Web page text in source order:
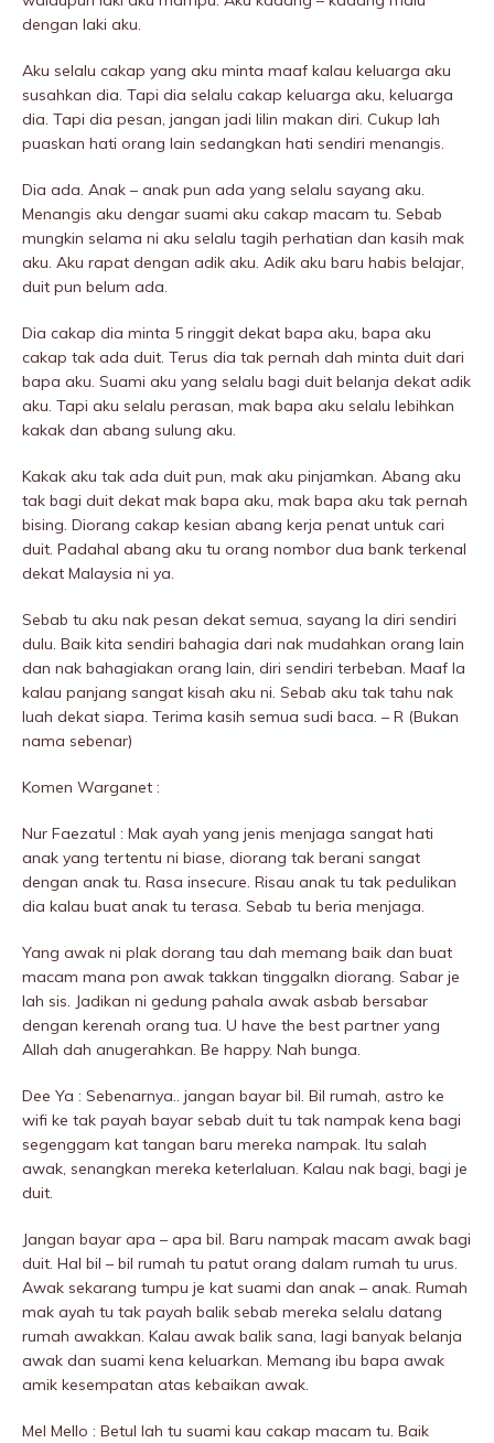
dengan laki aku.
Aku selalu cakap yang aku minta maaf kalau keluarga aku
susahkan dia. Tapi dia selalu cakap keluarga aku, keluarga
dia. Tapi dia pesan, jangan jadi lilin makan diri. Cukup lah
puaskan hati orang lain sedangkan hati sendiri menangis.
Dia ada. Anak – anak pun ada yang selalu sayang aku.
Menangis aku dengar suami aku cakap macam tu. Sebab
mungkin selama ni aku selalu tagih perhatian dan kasih mak
aku. Aku rapat dengan adik aku. Adik aku baru habis belajar,
duit pun belum ada.
Dia cakap dia minta 5 ringgit dekat bapa aku, bapa aku
cakap tak ada duit. Terus dia tak pernah dah minta duit dari
bapa aku. Suami aku yang selalu bagi duit belanja dekat adik
aku. Tapi aku selalu perasan, mak bapa aku selalu lebihkan
kakak dan abang sulung aku.
Kakak aku tak ada duit pun, mak aku pinjamkan. Abang aku
tak bagi duit dekat mak bapa aku, mak bapa aku tak pernah
bising. Diorang cakap kesian abang kerja penat untuk cari
duit. Padahal abang aku tu orang nombor dua bank terkenal
dekat Malaysia ni ya.
Sebab tu aku nak pesan dekat semua, sayang la diri sendiri
dulu. Baik kita sendiri bahagia dari nak mudahkan orang lain
dan nak bahagiakan orang lain, diri sendiri terbeban. Maaf la
kalau panjang sangat kisah aku ni. Sebab aku tak tahu nak
luah dekat siapa. Terima kasih semua sudi baca. – R (Bukan
nama sebenar)
Komen Warganet :
Nur Faezatul : Mak ayah yang jenis menjaga sangat hati
anak yang tertentu ni biase, diorang tak berani sangat
dengan anak tu. Rasa insecure. Risau anak tu tak pedulikan
dia kalau buat anak tu terasa. Sebab tu beria menjaga.
Yang awak ni plak dorang tau dah memang baik dan buat
macam mana pon awak takkan tinggalkn diorang. Sabar je
lah sis. Jadikan ni gedung pahala awak asbab bersabar
dengan kerenah orang tua. U have the best partner yang
Allah dah anugerahkan. Be happy. Nah bunga.
Dee Ya : Sebenarnya.. jangan bayar bil. Bil rumah, astro ke
wifi ke tak payah bayar sebab duit tu tak nampak kena bagi
segenggam kat tangan baru mereka nampak. Itu salah
awak, senangkan mereka keterlaluan. Kalau nak bagi, bagi je
duit.
Jangan bayar apa – apa bil. Baru nampak macam awak bagi
duit. Hal bil – bil rumah tu patut orang dalam rumah tu urus.
Awak sekarang tumpu je kat suami dan anak – anak. Rumah
mak ayah tu tak payah balik sebab mereka selalu datang
rumah awakkan. Kalau awak balik sana, lagi banyak belanja
awak dan suami kena keluarkan. Memang ibu bapa awak
amik kesempatan atas kebaikan awak.
Mel Mello : Betul lah tu suami kau cakap macam tu. Baik